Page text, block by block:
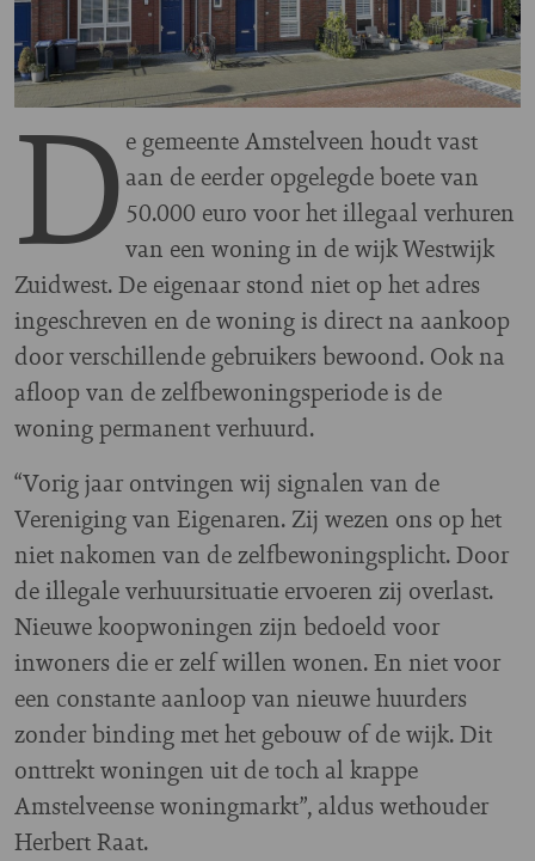
D e gemeente Amstelveen houdt vast
aan de eerder opgelegde boete van
50.000 euro voor het illegaal verhuren
van een woning in de wijk Westwijk
Zuidwest. De eigenaar stond niet op het adres
ingeschreven en de woning is direct na aankoop
door verschillende gebruikers bewoond. Ook na
afloop van de zelfbewoningsperiode is de
woning permanent verhuurd.
“Vorig jaar ontvingen wij signalen van de
Vereniging van Eigenaren. Zij wezen ons op het
niet nakomen van de zelfbewoningsplicht. Door
de illegale verhuursituatie ervoeren zij overlast.
Nieuwe koopwoningen zijn bedoeld voor
inwoners die er zelf willen wonen. En niet voor
een constante aanloop van nieuwe huurders
zonder binding met het gebouw of de wijk. Dit
onttrekt woningen uit de toch al krappe
Amstelveense woningmarkt”, aldus wethouder
Herbert Raat.